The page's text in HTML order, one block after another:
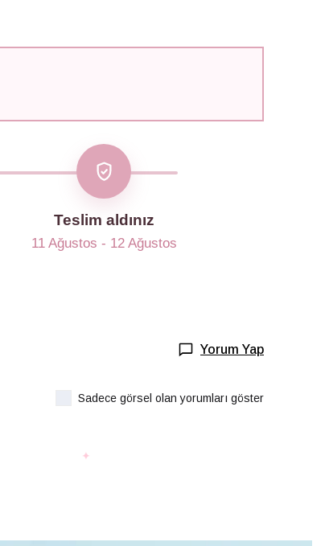
Teslim aldınız
11 Ağustos - 12 Ağustos
Yorum Yap
Sadece görsel olan yorumları göster